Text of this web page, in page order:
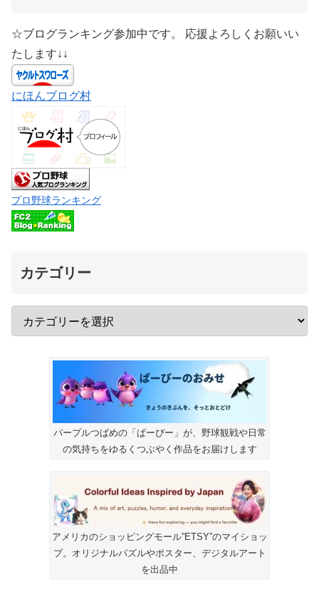
☆ブログランキング参加中です。 応援よろしくお願いい
たします↓↓
にほんブログ村
プロ野球ランキング
カテゴリー
パープルつばめの「ぱーぴー」が、野球観戦や日常
の気持ちをゆるくつぶやく作品をお届けします
アメリカのショッピングモール”ETSY”のマイショッ
プ。オリジナルパズルやポスター、デジタルアート
を出品中